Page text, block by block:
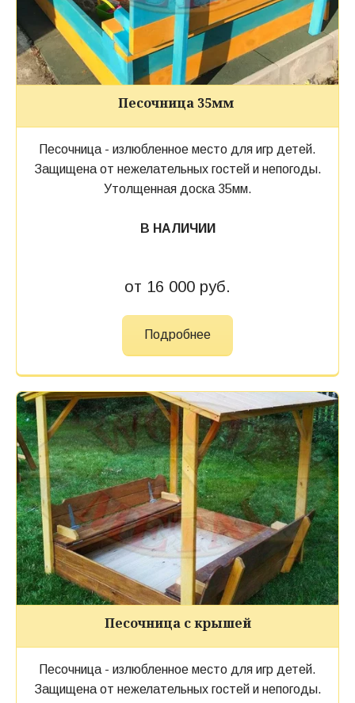
Песочница 35мм
Песочница - излюбленное место для игр детей.
Защищена от нежелательных гостей и непогоды.
Утолщенная доска 35мм.
В НАЛИЧИИ
от 16 000 руб.
Подробнее
Песочница с крышей
Песочница - излюбленное место для игр детей.
Защищена от нежелательных гостей и непогоды.